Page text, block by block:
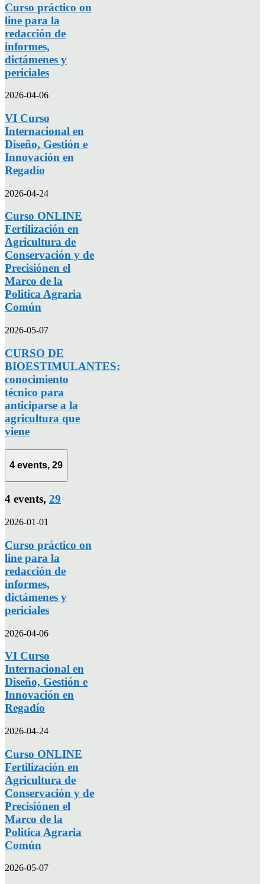
Curso práctico on
line para la
redacción de
informes,
dictámenes y
periciales
2026-04-06
VI Curso
Internacional en
Diseño, Gestión e
Innovación en
Regadío
2026-04-24
Curso ONLINE
Fertilización en
Agricultura de
Conservación y de
Precisiónen el
Marco de la
Politica Agraria
Común
2026-05-07
CURSO DE
BIOESTIMULANTES:
conocimiento
técnico para
anticiparse a la
agricultura que
viene
4 events, 29
4 events, 29
2026-01-01
Curso práctico on
line para la
redacción de
informes,
dictámenes y
periciales
2026-04-06
VI Curso
Internacional en
Diseño, Gestión e
Innovación en
Regadío
2026-04-24
Curso ONLINE
Fertilización en
Agricultura de
Conservación y de
Precisiónen el
Marco de la
Politica Agraria
Común
2026-05-07